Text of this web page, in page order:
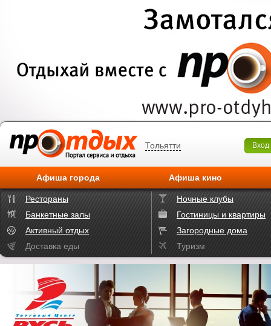
Тольятти Вход
Афиша города Афиша кино
Рестораны
Ночные клубы
Банкетные залы
Гостиницы и квартиры
Активный отдых
Загородные дома
Доставка еды
Туризм